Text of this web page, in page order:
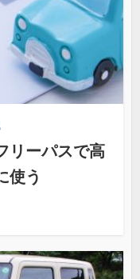
リーパスで高
使う